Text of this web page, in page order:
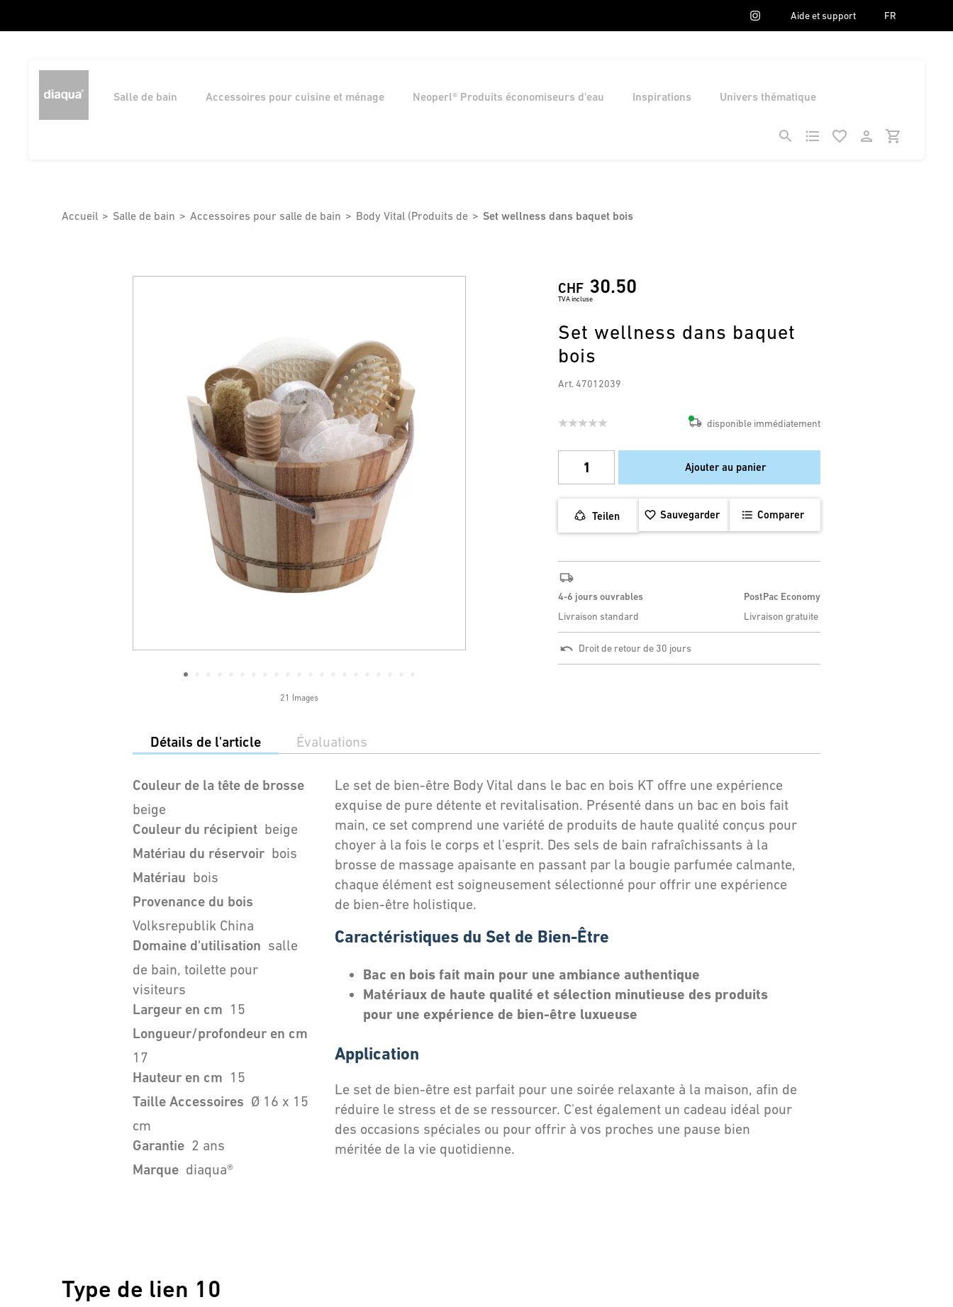
Aide et support FR
Salle de bain Accessoires pour cuisine et ménage Neoperl® Produits économiseurs d'eau Inspirations Univers thématique
Accueil Salle de bain Accessoires pour salle de bain Body Vital (Produits de Set wellness dans baquet bois
21 Images
CHF 30.50
TVA incluse
Set wellness dans baquet
bois
Art. 47012039
disponible immédiatement
Ajouter au panier
Teilen Sauvegarder Comparer
4-6 jours ouvrables
Livraison standard
PostPac Economy
Livraison gratuite
Droit de retour de 30 jours
Détails de l'article Évaluations
Couleur de la tête de brosse
beige
Couleur du récipient beige
Matériau du réservoir bois
Matériau bois
Provenance du bois
Volksrepublik China
Domaine d'utilisation salle
de bain, toilette pour
visiteurs
Largeur en cm 15
Longueur/profondeur en cm
17
Hauteur en cm 15
Taille Accessoires Ø 16 x 15
cm
Garantie 2 ans
Marque diaqua®
Le set de bien-être Body Vital dans le bac en bois KT offre une expérience
exquise de pure détente et revitalisation. Présenté dans un bac en bois fait
main, ce set comprend une variété de produits de haute qualité conçus pour
choyer à la fois le corps et l'esprit. Des sels de bain rafraîchissants à la
brosse de massage apaisante en passant par la bougie parfumée calmante,
chaque élément est soigneusement sélectionné pour offrir une expérience
de bien-être holistique.
Caractéristiques du Set de Bien-Être
Bac en bois fait main pour une ambiance authentique
Matériaux de haute qualité et sélection minutieuse des produits
pour une expérience de bien-être luxueuse
Application
Le set de bien-être est parfait pour une soirée relaxante à la maison, afin de
réduire le stress et de se ressourcer. C'est également un cadeau idéal pour
des occasions spéciales ou pour offrir à vos proches une pause bien
méritée de la vie quotidienne.
Type de lien 10